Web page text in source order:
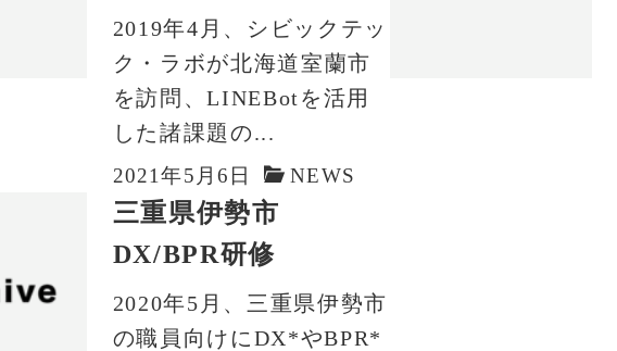
2019年4月、シビックテッ
ク・ラボが北海道室蘭市
を訪問、LINEBotを活用
した諸課題の...
2021年5月6日 NEWS
三重県伊勢市
DX/BPR研修
2020年5月、三重県伊勢市
の職員向けにDX*やBPR*